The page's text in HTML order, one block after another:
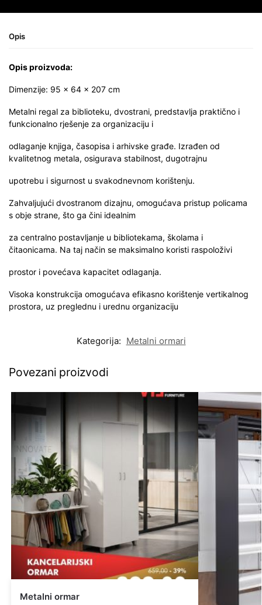
Opis
Opis proizvoda:
Dimenzije: 95 × 64 × 207 cm
Metalni regal za biblioteku, dvostrani, predstavlja praktično i
funkcionalno rješenje za organizaciju i
odlaganje knjiga, časopisa i arhivske građe. Izrađen od
kvalitetnog metala, osigurava stabilnost, dugotrajnu
upotrebu i sigurnost u svakodnevnom korištenju.
Zahvaljujući dvostranom dizajnu, omogućava pristup policama
s obje strane, što ga čini idealnim
za centralno postavljanje u bibliotekama, školama i
čitaonicama. Na taj način se maksimalno koristi raspoloživi
prostor i povećava kapacitet odlaganja.
Visoka konstrukcija omogućava efikasno korištenje vertikalnog
prostora, uz preglednu i urednu organizaciju
Kategorija: Metalni ormari
Povezani proizvodi
Metalni ormar